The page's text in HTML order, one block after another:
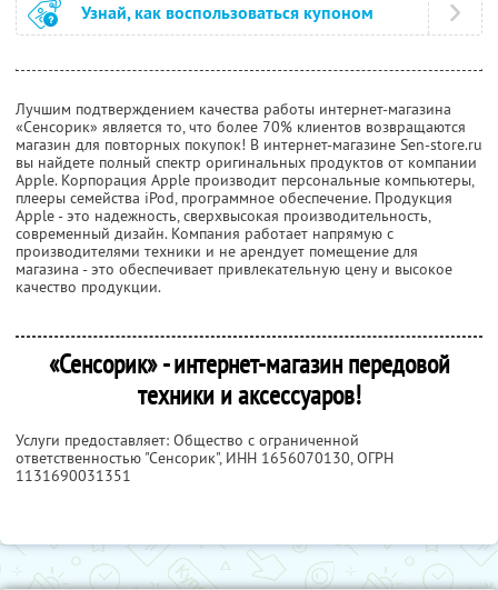
Узнай, как воспользоваться купоном
Лучшим подтверждением качества работы интернет-магазина
«Сенсорик» является то, что более 70% клиентов возвращаются
магазин для повторных покупок! В интернет-магазине Sen-store.ru
вы найдете полный спектр оригинальных продуктов от компании
Apple. Корпорация Apple производит персональные компьютеры,
плееры семейства iPod, программное обеспечение. Продукция
Apple - это надежность, сверхвысокая производительность,
современный дизайн. Компания работает напрямую с
производителями техники и не арендует помещение для
магазина - это обеспечивает привлекательную цену и высокое
качество продукции.
«Сенсорик» - интернет-магазин передовой
техники и аксессуаров!
Услуги предоставляет: Общество с ограниченной
ответственностью "Сенсорик", ИНН 1656070130, ОГРН
1131690031351